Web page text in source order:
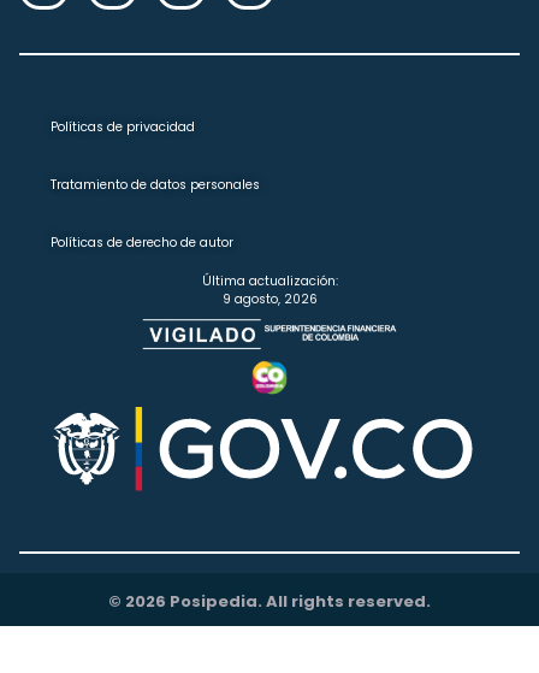
Políticas de privacidad
Tratamiento de datos personales
Políticas de derecho de autor
Última actualización:
9 agosto, 2026
© 2026 Posipedia. All rights reserved.